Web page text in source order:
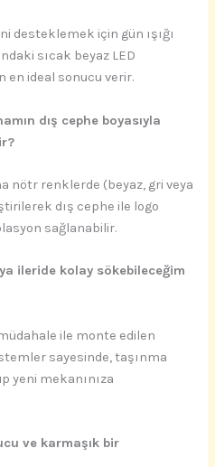
desteklemek için gün ışığı
sıcak beyaz LED
en ideal sonucu verir.
dış cephe boyasıyla
nötr renklerde (beyaz, gri veya
dış cephe ile logo
sağlanabilir.
ileride kolay sökebileceğim
ile monte edilen
sayesinde, taşınma
yeni mekanınıza
ve karmaşık bir